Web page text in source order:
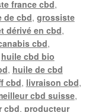
france cbd,
de cbd, grossiste
dérivé en cbd,
cbd,
huile cbd bio
, huile de cbd
cbd, livraison cbd,
cbd suisse,
cbd, producteur